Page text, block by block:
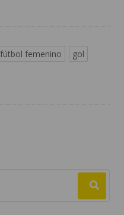
fútbol femenino
gol